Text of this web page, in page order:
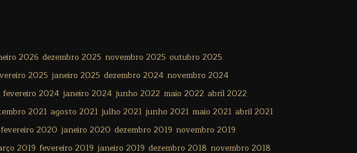
2026 dezembro 2025 novembro 2025 outubro 2025
2025 janeiro 2025 dezembro 2024 novembro 2024
fevereiro 2024 janeiro 2024 junho 2022 maio 2022 abril 2022
2021 agosto 2021 julho 2021 junho 2021 maio 2021 abril 2021
fevereiro 2020 janeiro 2020 dezembro 2019 novembro 2019
2019 fevereiro 2019 janeiro 2019 dezembro 2018 novembro 2018